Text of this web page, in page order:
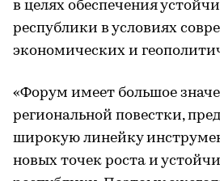
в целях обеспечения
республики в условиях
экономических и
«Форум имеет большое
региональной повестки,
широкую линейку
новых точек роста и